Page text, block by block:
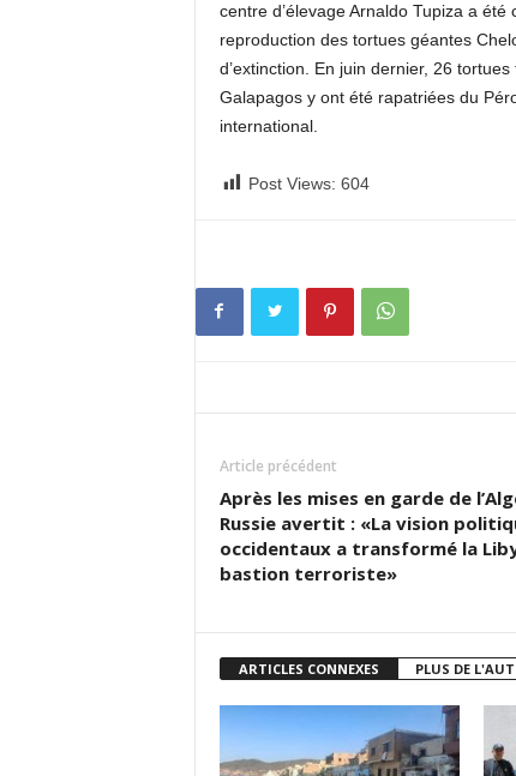
centre d’élevage Arnaldo Tupiza a
reproduction des tortues géantes
d’extinction. En juin dernier, 26
Galapagos y ont été rapatriées du
international.
Post Views: 604
Article précédent
Après les mises en garde de
Russie avertit : «La vision
occidentaux a transformé la
bastion terroriste»
ARTICLES CONNEXES PLUS DE